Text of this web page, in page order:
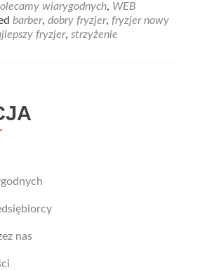
about
Atelier
Fryzjerskie
wiarygodnych, WEB
barber, dobry fryzjer, fryzjer nowy
fryzjer, strzyżenie
nas